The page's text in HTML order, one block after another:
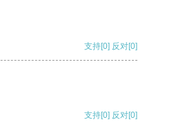
支持[0] 反对[0]
支持[0] 反对[0]